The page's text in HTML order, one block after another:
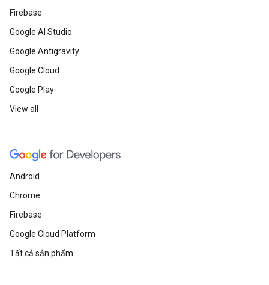
Firebase
Google AI Studio
Google Antigravity
Google Cloud
Google Play
View all
Android
Chrome
Firebase
Google Cloud Platform
Tất cả sản phẩm